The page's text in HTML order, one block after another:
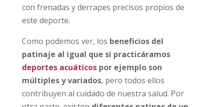
con frenadas y derrapes precisos propios de
este deporte.
Como podemos ver, los beneficios del
patinaje al igual que si practicáramos
deportes acuáticospor ejemplo son
múltiples y variados, pero todos ellos
contribuyen al cuidado de nuestra salud. Por